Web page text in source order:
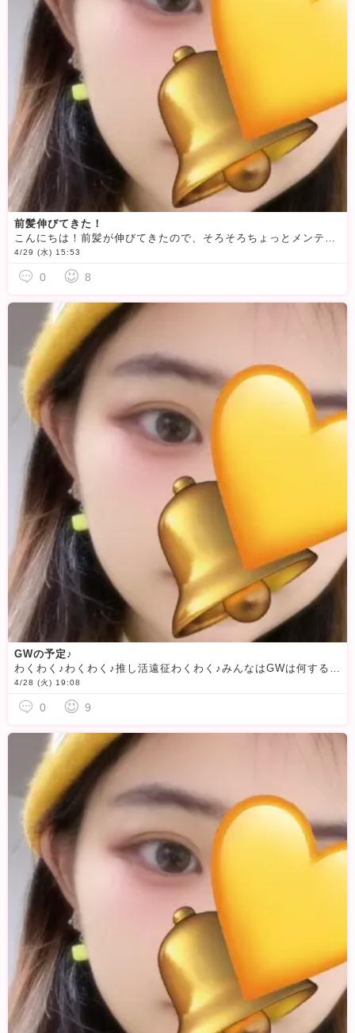
前髪伸びてきた！
こんにちは！前髪が伸びてきたので、そろそろちょっとメンテナンスしなければ…。。。前髪って本当に伸びるの早いよね〜。。夜更かしさんは早いって定説、あれ本当なの？？誰か教えて〜！！今日は19時までいます♪
4/29 (水) 15:53
0 8
GWの予定♪
わくわく♪わくわく♪推し活遠征わくわく♪みんなはGWは何するのー？GWの予定を語りにきてくださいな♪推しについて語るのもありだ！！待ってまーす！21時まで〜！
4/28 (火) 19:08
0 9